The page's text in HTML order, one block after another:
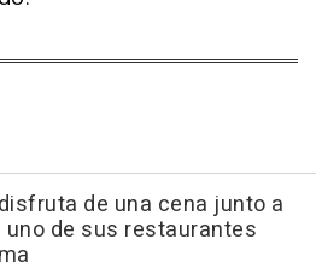
de una cena junto a
uno de sus restaurantes